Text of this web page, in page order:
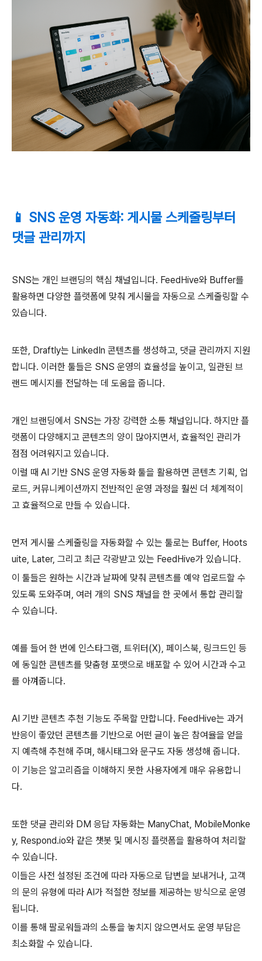
📱 SNS 운영 자동화: 게시물 스케줄링부터
댓글 관리까지
SNS는 개인 브랜딩의 핵심 채널입니다. FeedHive와 Buffer를
활용하면 다양한 플랫폼에 맞춰 게시물을 자동으로 스케줄링할 수
있습니다.
또한, Draftly는 LinkedIn 콘텐츠를 생성하고, 댓글 관리까지 지원
합니다. 이러한 툴들은 SNS 운영의 효율성을 높이고, 일관된 브
랜드 메시지를 전달하는 데 도움을 줍니다.
개인 브랜딩에서 SNS는 가장 강력한 소통 채널입니다. 하지만 플
랫폼이 다양해지고 콘텐츠의 양이 많아지면서, 효율적인 관리가
점점 어려워지고 있습니다.
이럴 때 AI 기반 SNS 운영 자동화 툴을 활용하면 콘텐츠 기획, 업
로드, 커뮤니케이션까지 전반적인 운영 과정을 훨씬 더 체계적이
고 효율적으로 만들 수 있습니다.
먼저 게시물 스케줄링을 자동화할 수 있는 툴로는 Buffer, Hoots
uite, Later, 그리고 최근 각광받고 있는 FeedHive가 있습니다.
이 툴들은 원하는 시간과 날짜에 맞춰 콘텐츠를 예약 업로드할 수
있도록 도와주며, 여러 개의 SNS 채널을 한 곳에서 통합 관리할
수 있습니다.
예를 들어 한 번에 인스타그램, 트위터(X), 페이스북, 링크드인 등
에 동일한 콘텐츠를 맞춤형 포맷으로 배포할 수 있어 시간과 수고
를 아껴줍니다.
AI 기반 콘텐츠 추천 기능도 주목할 만합니다. FeedHive는 과거
반응이 좋았던 콘텐츠를 기반으로 어떤 글이 높은 참여율을 얻을
지 예측해 추천해 주며, 해시태그와 문구도 자동 생성해 줍니다.
이 기능은 알고리즘을 이해하지 못한 사용자에게 매우 유용합니
다.
또한 댓글 관리와 DM 응답 자동화는 ManyChat, MobileMonke
y, Respond.io와 같은 챗봇 및 메시징 플랫폼을 활용하여 처리할
수 있습니다.
이들은 사전 설정된 조건에 따라 자동으로 답변을 보내거나, 고객
의 문의 유형에 따라 AI가 적절한 정보를 제공하는 방식으로 운영
됩니다.
이를 통해 팔로워들과의 소통을 놓치지 않으면서도 운영 부담은
최소화할 수 있습니다.